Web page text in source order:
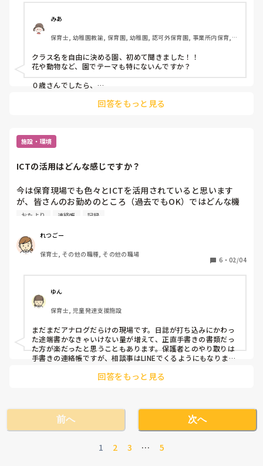
みあ
保育士, 幼稚園教諭, 保育園, 幼稚園, 認可外保育園, 事業所内保育,
クラス名を自由に決める園、初めて聞きました！！
花や動物など、園でテーマも特にないんですか？
０歳さんでしたら、
小さくても個性がかがやく　ほしぐみ
などがぱっと思いつきました。
由来も簡単に書いてみましたが、
回答をもっと見る
施設・環境
ICTの活用はどんな感じですか？
今は保育現場でも色々とICTを活用されていると思います
が、皆さんのお勤めのところ（過去でもOK）ではどんな機
器をどんな風に用いていますか？
アプリとか。
おたよりをパソコンで作るとか、遊びや体操を動画を使って
いるとか、色々あるかと思います。
また、「こんなアプリやサービスがあれば便利」といったお
声も大歓迎です。
保育✕ICTの色んなお声をお聞かせくださると嬉しいです。
おたより 連絡帳 記録
れつごー
保育士, その他の職種, その他の職場
6 ・ 02/04
ゆん
保育士, 児童発達支援施設
まだまだアナログだらけの現場です。日誌が打ち込みにかわっ
た途端書かなきゃいけない量が増えて、正直手書きの書類だっ
た方が楽だったと思うこともあります。保護者とのやり取りは
手書きの連絡帳ですが、相談事はLINEでくるようにもなりまし
YouTubeを見ながらやったりしてますね。
回答をもっと見る
前へ
1 2 3 … 5
次へ